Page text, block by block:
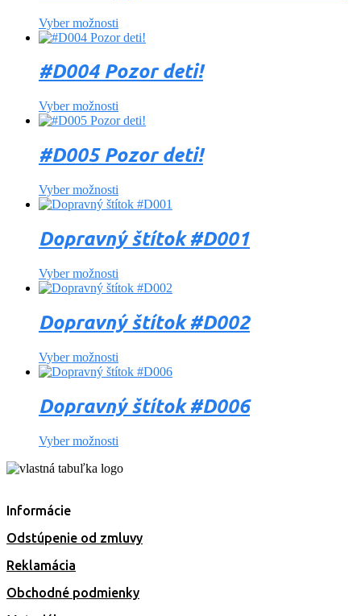
Vyber možnosti
#D004 Pozor deti!
Vyber možnosti
#D005 Pozor deti!
Vyber možnosti
Dopravný štítok #D001
Vyber možnosti
Dopravný štítok #D002
Vyber možnosti
Dopravný štítok #D006
Vyber možnosti
Informácie
Odstúpenie od zmluvy
Reklamácia
Obchodné podmienky